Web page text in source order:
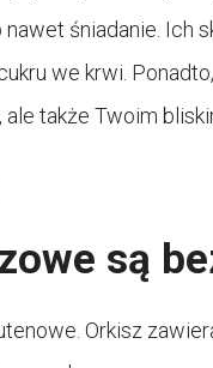
śniadanie. Ich
we krwi.
także Twoim
są
Orkisz